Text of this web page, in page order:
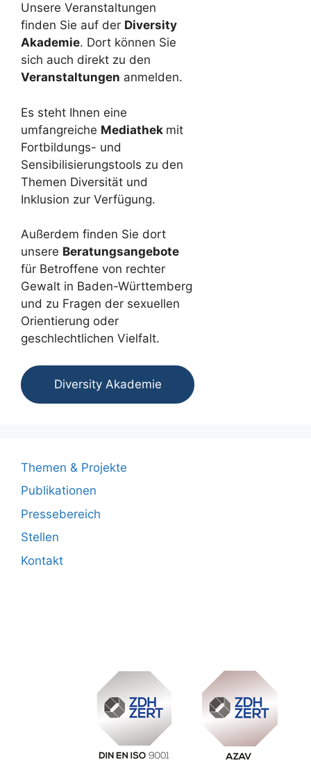
Unsere Veranstaltungen
finden Sie auf der Diversity
Akademie. Dort können Sie
sich auch direkt zu den
Veranstaltungen anmelden.
Es steht Ihnen eine
umfangreiche Mediathek mit
Fortbildungs- und
Sensibilisierungstools zu den
Themen Diversität und
Inklusion zur Verfügung.
Außerdem finden Sie dort
unsere Beratungsangebote
für Betroffene von rechter
Gewalt in Baden-Württemberg
und zu Fragen der sexuellen
Orientierung oder
geschlechtlichen Vielfalt.
Diversity Akademie
Themen & Projekte
Publikationen
Pressebereich
Stellen
Kontakt